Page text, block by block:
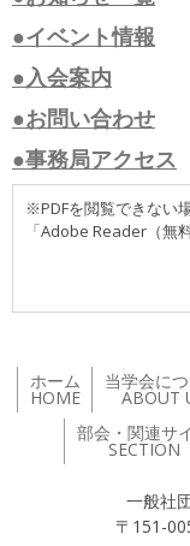
●イベント情報
●入会案内
●お問い合わせ
●事務局アクセス
※PDFを閲覧できない
「Adobe Reader（無
ホーム
HOME
当学会に
ABOUT
部会・関連サ
SECTION
一般社
〒151-